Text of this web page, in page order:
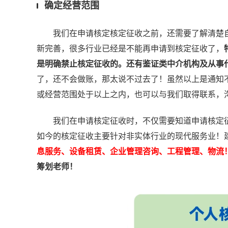
确定经营范围
我们在申请核定核定征收之前，还需要了解清楚
新完善，很多行业已经是不能再申请到核定征收了，
是明确禁止核定征收的。还有鉴证类中介机构及从
了，还不会做账，那太说不过去了！虽然以上是通
或经营范围处于以上之内，也可以与我们取得联系
我们在申请核定征收时，不仅需要知道申请核定
如今的核定征收主要针对非实体行业的现代服务业！
息服务、设备租赁、企业管理咨询、工程管理、物流
筹划老师！